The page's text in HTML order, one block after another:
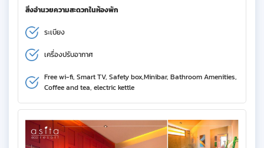
สิ่งอำนวยความสะดวกในห้องพัก
ระเบียง
เครื่องปรับอากาศ
Free wi-fi, Smart TV, Safety box,Minibar, Bathroom Amenities,
Coffee and tea, electric kettle